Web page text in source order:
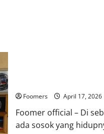
Foomers April 17, 2026
Foomer official – Di
ada sosok yang